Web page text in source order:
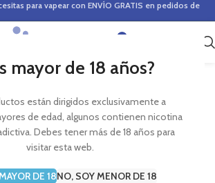
mayor de 18 años?
están dirigidos exclusivamente a
de edad, algunos contienen nicotina
Debes tener más de 18 años para
visitar esta web.
DE 18NO, SOY MENOR DE 18
para vapear con ENVÍO GRATIS en pedidos de
0